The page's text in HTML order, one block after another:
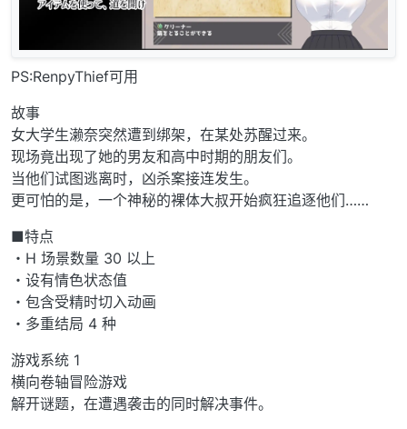
PS:RenpyThief可用
故事
女大学生濑奈突然遭到绑架，在某处苏醒过来。
现场竟出现了她的男友和高中时期的朋友们。
当他们试图逃离时，凶杀案接连发生。
更可怕的是，一个神秘的裸体大叔开始疯狂追逐他们……
■特点
・H 场景数量 30 以上
・设有情色状态值
・包含受精时切入动画
・多重结局 4 种
游戏系统 1
横向卷轴冒险游戏
解开谜题，在遭遇袭击的同时解决事件。